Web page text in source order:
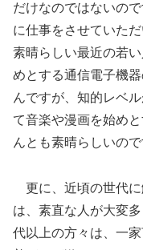
だけなのではないの
に仕事をさせていた
素晴らしい最近の若
めとする通信電子機
んですが、知的レベ
て音楽や漫画を始め
んとも素晴らしいので
更に、近頃の世代に
は、素直な人が大変
代以上の方々は、一